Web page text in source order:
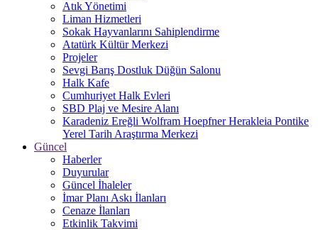
Atık Yönetimi
Liman Hizmetleri
Sokak Hayvanlarını Sahiplendirme
Atatürk Kültür Merkezi
Projeler
Sevgi Barış Dostluk Düğün Salonu
Halk Kafe
Cumhuriyet Halk Evleri
SBD Plaj ve Mesire Alanı
Karadeniz Ereğli Wolfram Hoepfner Herakleia Pontike
Yerel Tarih Araştırma Merkezi
Güncel
Haberler
Duyurular
Güncel İhaleler
İmar Planı Askı İlanları
Cenaze İlanları
Etkinlik Takvimi